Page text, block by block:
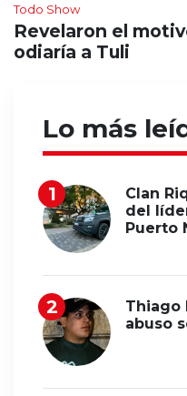
Todo Show
Revelaron el
odiaría a Tuli
Lo más
Clan
del
Puerto
Thiago
abuso